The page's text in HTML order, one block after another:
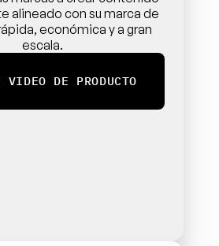
alineado con su marca de
económica y a gran
escala.
VIDEO DE PRODUCTO